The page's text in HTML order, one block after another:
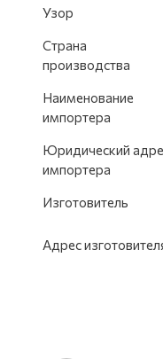
Узор
Страна
производства
Наименование
импортера
Юридический
импортера
Изготовитель
Адрес